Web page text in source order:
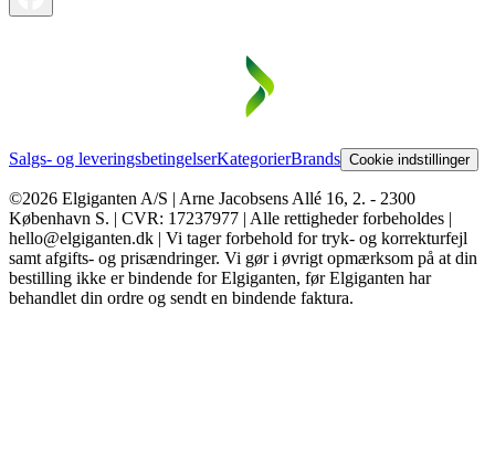
Salgs- og leveringsbetingelserKategorierBrands Cookie indstillinger
©2026 Elgiganten A/S | Arne Jacobsens Allé 16, 2. - 2300
København S. | CVR: 17237977 | Alle rettigheder forbeholdes |
hello@elgiganten.dk | Vi tager forbehold for tryk- og korrekturfejl
samt afgifts- og prisændringer. Vi gør i øvrigt opmærksom på at din
bestilling ikke er bindende for Elgiganten, før Elgiganten har
behandlet din ordre og sendt en bindende faktura.